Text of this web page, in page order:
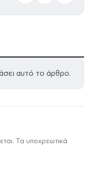
αυτό το άρθρο.
Τα υποχρεωτικά